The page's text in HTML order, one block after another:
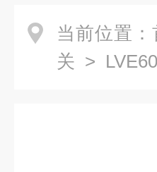
当前位置：
关 >